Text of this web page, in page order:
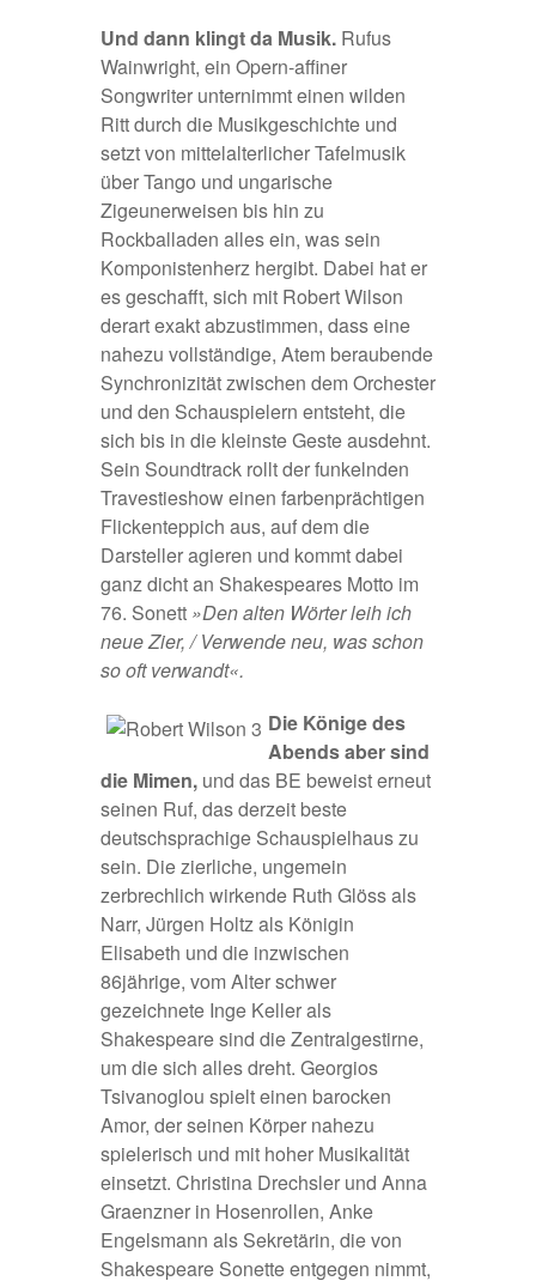
Und dann klingt da Musik. Rufus
Wainwright, ein Opern-affiner
Songwriter unternimmt einen wilden
Ritt durch die Musikgeschichte und
setzt von mittelalterlicher Tafelmusik
über Tango und ungarische
Zigeunerweisen bis hin zu
Rockballaden alles ein, was sein
Komponistenherz hergibt. Dabei hat er
es geschafft, sich mit Robert Wilson
derart exakt abzustimmen, dass eine
nahezu vollständige, Atem beraubende
Synchronizität zwischen dem Orchester
und den Schauspielern entsteht, die
sich bis in die kleinste Geste ausdehnt.
Sein Soundtrack rollt der funkelnden
Travestieshow einen farbenprächtigen
Flickenteppich aus, auf dem die
Darsteller agieren und kommt dabei
ganz dicht an Shakespeares Motto im
76. Sonett »Den alten Wörter leih ich
neue Zier, / Verwende neu, was schon
so oft verwandt«.
Die Könige des
Abends aber sind
die Mimen, und das BE beweist erneut
seinen Ruf, das derzeit beste
deutschsprachige Schauspielhaus zu
sein. Die zierliche, ungemein
zerbrechlich wirkende Ruth Glöss als
Narr, Jürgen Holtz als Königin
Elisabeth und die inzwischen
86jährige, vom Alter schwer
gezeichnete Inge Keller als
Shakespeare sind die Zentralgestirne,
um die sich alles dreht. Georgios
Tsivanoglou spielt einen barocken
Amor, der seinen Körper nahezu
spielerisch und mit hoher Musikalität
einsetzt. Christina Drechsler und Anna
Graenzner in Hosenrollen, Anke
Engelsmann als Sekretärin, die von
Shakespeare Sonette entgegen nimmt,